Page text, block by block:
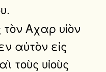
Αχαρ υἱὸν
αὐτὸν εἰς
τοὺς υἱοὺς